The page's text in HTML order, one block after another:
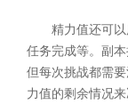
精力值还可
任务完成等。副
但每次挑战都需
力值的剩余情况